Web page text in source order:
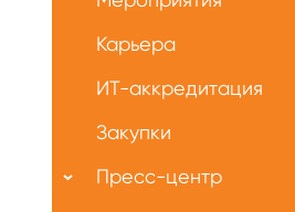
Карьера
ИТ-аккредитация
Закупки
Пресс-центр